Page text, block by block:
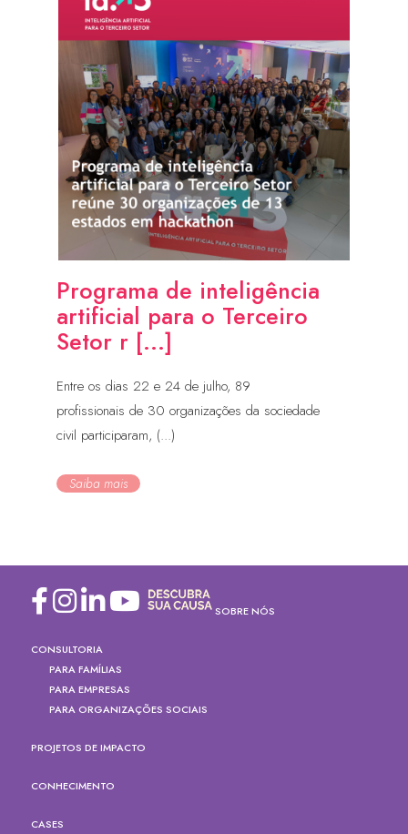
Programa de inteligência
artificial para o Terceiro
Setor r [...]
Entre os dias 22 e 24 de julho, 89
profissionais de 30 organizações da sociedade
civil participaram, (...)
Saiba mais
SOBRE NÓS
CONSULTORIA
PARA FAMÍLIAS
PARA EMPRESAS
PARA ORGANIZAÇÕES SOCIAIS
PROJETOS DE IMPACTO
CONHECIMENTO
CASES